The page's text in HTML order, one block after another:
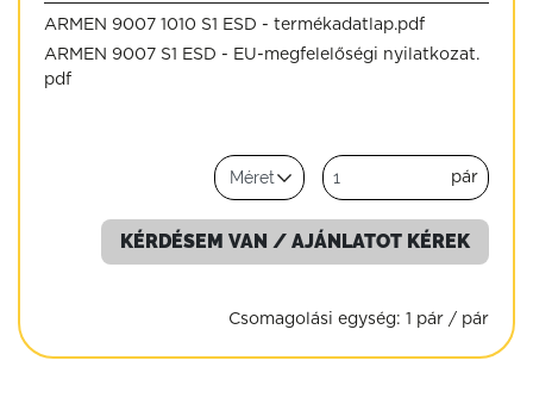
ARMEN 9007 1010 S1 ESD - termékadatlap.pdf
ARMEN 9007 S1 ESD - EU-megfelelőségi nyilatkozat.
pdf
pár
KÉRDÉSEM VAN / AJÁNLATOT KÉREK
Csomagolási egység: 1 pár / pár